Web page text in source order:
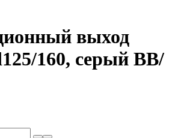
выход
160, серый ВВ/